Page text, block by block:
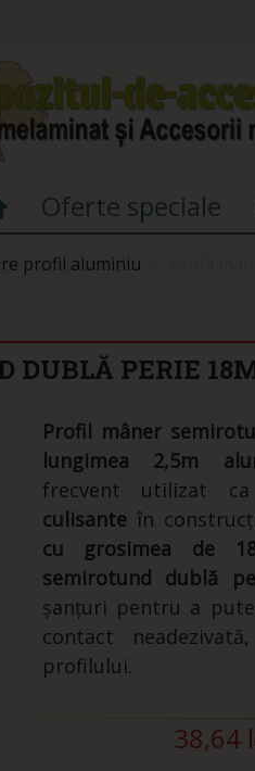
Oferte speciale
profil aluminiu
DUBLĂ PERIE
Profil mâner
lungimea 2,5m
frecvent utilizat
culisanteîn
cu grosimea de
semirotund dublă
șanțuri pentru a
contact
profilului.
38,64